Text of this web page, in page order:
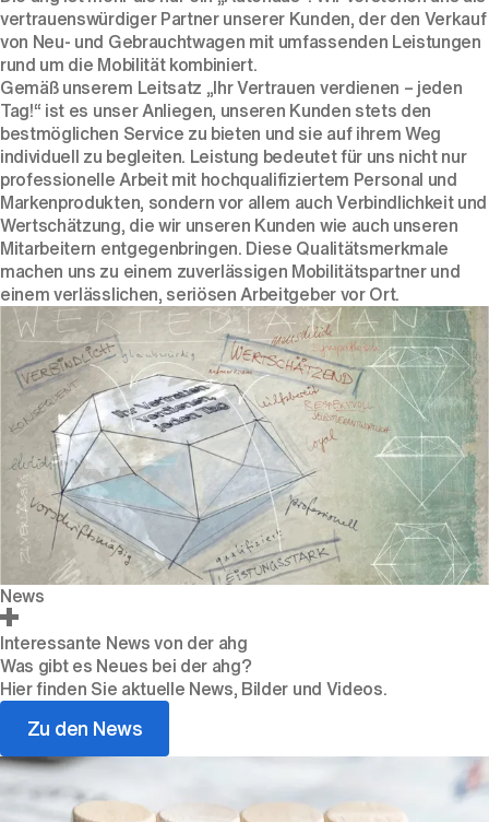
vertrauenswürdiger Partner unserer Kunden, der den Verkauf
von Neu- und Gebrauchtwagen mit umfassenden Leistungen
rund um die Mobilität kombiniert.
Gemäß unserem Leitsatz „Ihr Vertrauen verdienen – jeden
Tag!“ ist es unser Anliegen, unseren Kunden stets den
bestmöglichen Service zu bieten und sie auf ihrem Weg
individuell zu begleiten. Leistung bedeutet für uns nicht nur
professionelle Arbeit mit hochqualifiziertem Personal und
Markenprodukten, sondern vor allem auch Verbindlichkeit und
Wertschätzung, die wir unseren Kunden wie auch unseren
Mitarbeitern entgegenbringen. Diese Qualitätsmerkmale
machen uns zu einem zuverlässigen Mobilitätspartner und
einem verlässlichen, seriösen Arbeitgeber vor Ort.
News
Interessante News von der ahg
Was gibt es Neues bei der ahg?
Hier finden Sie aktuelle News, Bilder und Videos.
Zu den News